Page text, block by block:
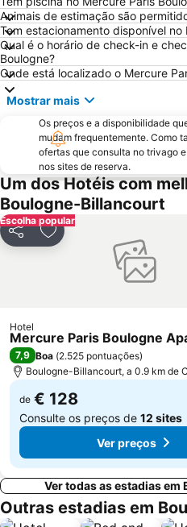
7th district Palais Bourbon
Disney Village
14th district Observatoire
4th district Hôtel-de-Ville
18th district la Butte-Montmartre
Notre-Dame Cathedral
2nd district la Bourse
Palais Garnier Opera National de Paris
Les Halles
Galerias Lafayette Paris Haussmann
St-Germain-des-Prés
Parc des Princes
Gare de Neuilly - Porte Maillot Metro Station
Animais de estimação são
Tem estacionamento disponível no
Qual é o horário de check-in e
Boulogne?
Onde está localizado o Mercure
Mostrar mais
Os preços e a disponibilidade
mudam frequentemente. Como
ofertas que consulta no trivago
nos sites de reserva.
Um dos Hotéis com
Boulogne-Billancourt
Escolha popular
PartilharAdicionar aos favoritos
Hotel
Mercure Paris Boulogne
7,9 Boa (2.525 pontuações)
Boulogne-Billancourt, a 0.9 km de
de € 128
Consulte os preços de 12 sites
Ver preços
Ver todas as estadias
Outras estadias em